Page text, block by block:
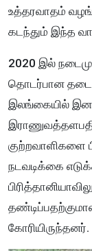
உத்தரவாதம்
கடந்தும் இந்த
2020 இல்
தொடர்பான தடை
இலங்கையில்
இராணுவத்தளபதி
குற்றவாளிகளை
நடவடிக்கை
கோரியிருந்தனர்.